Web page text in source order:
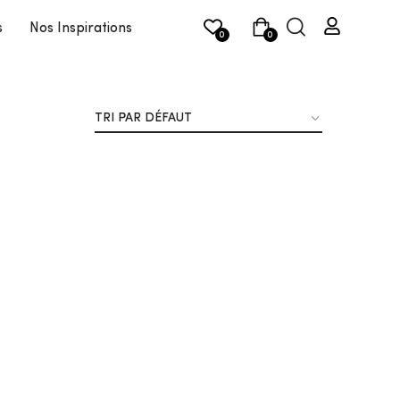
Nos Inspirations 0
0